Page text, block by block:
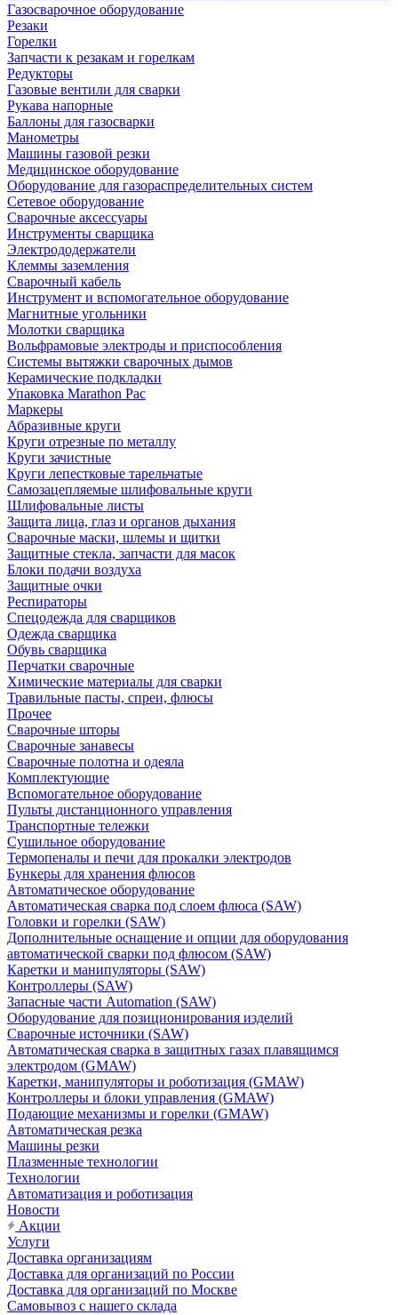
Газосварочное оборудование
Резаки
Горелки
Запчасти к резакам и горелкам
Редукторы
Газовые вентили для сварки
Рукава напорные
Баллоны для газосварки
Манометры
Машины газовой резки
Медицинское оборудование
Оборудование для газораспределительных систем
Сетевое оборудование
Сварочные аксессуары
Инструменты сварщика
Электрододержатели
Клеммы заземления
Сварочный кабель
Инструмент и вспомогательное оборудование
Магнитные угольники
Молотки сварщика
Вольфрамовые электроды и приспособления
Системы вытяжки сварочных дымов
Керамические подкладки
Упаковка Marathon Pac
Маркеры
Абразивные круги
Круги отрезные по металлу
Круги зачистные
Круги лепестковые тарельчатые
Самозацепляемые шлифовальные круги
Шлифовальные листы
Защита лица, глаз и органов дыхания
Сварочные маски, шлемы и щитки
Защитные стекла, запчасти для масок
Блоки подачи воздуха
Защитные очки
Респираторы
Спецодежда для сварщиков
Одежда сварщика
Обувь сварщика
Перчатки сварочные
Химические материалы для сварки
Травильные пасты, спреи, флюсы
Прочее
Сварочные шторы
Сварочные занавесы
Сварочные полотна и одеяла
Комплектующие
Вспомогательное оборудование
Пульты дистанционного управления
Транспортные тележки
Сушильное оборудование
Термопеналы и печи для прокалки электродов
Бункеры для хранения флюсов
Автоматическое оборудование
Автоматическая сварка под слоем флюса (SAW)
Головки и горелки (SAW)
Дополнительные оснащение и опции для оборудования
автоматической сварки под флюсом (SAW)
Каретки и манипуляторы (SAW)
Контроллеры (SAW)
Запасные части Automation (SAW)
Оборудование для позиционирования изделий
Сварочные источники (SAW)
Автоматическая сварка в защитных газах плавящимся
электродом (GMAW)
Каретки, манипуляторы и роботизация (GMAW)
Контроллеры и блоки управления (GMAW)
Подающие механизмы и горелки (GMAW)
Автоматическая резка
Машины резки
Плазменные технологии
Технологии
Автоматизация и роботизация
Новости
Акции
Услуги
Доставка организациям
Доставка для организаций по России
Доставка для организаций по Москве
Самовывоз с нашего склада